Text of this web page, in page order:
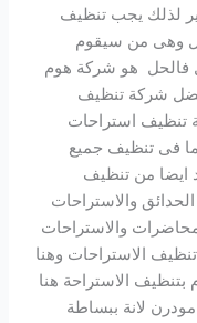
لذلك يجب تنظيف
وهى من سيقوم
فالحل هو شركة هوم
شركة تنظيف
تنظيف استراحات
فى تنظيف جميع
ايضا من تنظيف
والاستراحات
والاستراحات
الاستراحات وهنا
الاستراحة هنا
لانة ببساطة